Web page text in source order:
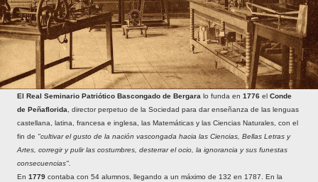
El Real Seminario Patriótico Bascongado de Bergara lo funda en 1776 el Conde
de Peñaflorida , director perpetuo de la Sociedad para dar enseñanza de las lenguas
castellana, latina, francesa e inglesa, las Matemáticas y las Ciencias Naturales, con el
fin de "cultivar el gusto de la nación vascongada hacia las Ciencias, Bellas Letras y
Artes, corregir y pulir las costumbres, desterrar el ocio, la ignorancia y sus funestas
consecuencias".
En 1779 contaba con 54 alumnos, llegando a un máximo de 132 en 1787. En la